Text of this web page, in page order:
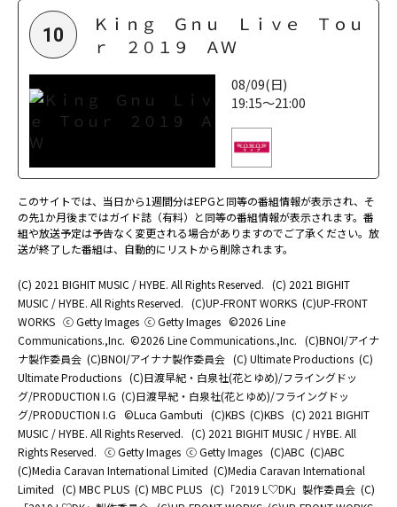
10
Ｋｉｎｇ Ｇｎｕ Ｌｉｖｅ Ｔｏｕ
ｒ ２０１９ ＡＷ
08/09(日)
19:15～21:00
このサイトでは、当日から1週間分はEPGと同等の番組情報が表示され、そ
の先1か月後まではガイド誌（有料）と同等の番組情報が表示されます。番
組や放送予定は予告なく変更される場合がありますのでご了承ください。放
送が終了した番組は、自動的にリストから削除されます。
(C) 2021 BIGHIT MUSIC / HYBE. All Rights Reserved. (C) 2021 BIGHIT
MUSIC / HYBE. All Rights Reserved. (C)UP-FRONT WORKS (C)UP-FRONT
WORKS ⓒ Getty Images ⓒ Getty Images ©2026 Line
Communications.,Inc. ©2026 Line Communications.,Inc. (C)BNOI/アイナ
ナ製作委員会 (C)BNOI/アイナナ製作委員会 (C) Ultimate Productions (C)
Ultimate Productions (C)日渡早紀・白泉社(花とゆめ)/フライングドッ
グ/PRODUCTION I.G (C)日渡早紀・白泉社(花とゆめ)/フライングドッ
グ/PRODUCTION I.G ©Luca Gambuti (C)KBS (C)KBS (C) 2021 BIGHIT
MUSIC / HYBE. All Rights Reserved. (C) 2021 BIGHIT MUSIC / HYBE. All
Rights Reserved. ⓒ Getty Images ⓒ Getty Images (C)ABC (C)ABC
(C)Media Caravan International Limited (C)Media Caravan International
Limited (C) MBC PLUS (C) MBC PLUS (C)「2019 L♡DK」製作委員会 (C)